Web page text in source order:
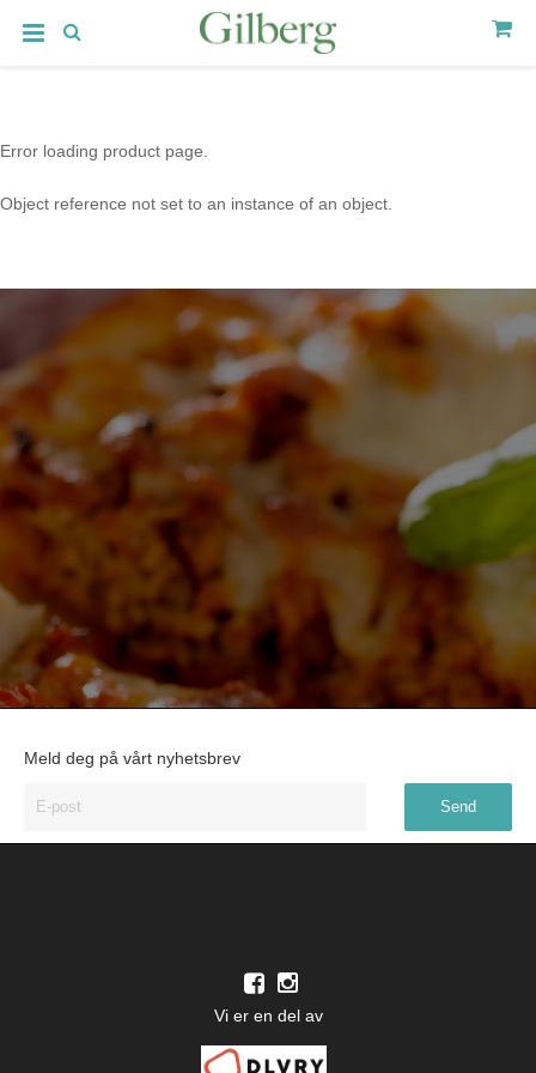
Error loading product page.
Object reference not set to an instance of an object.
Meld deg på vårt nyhetsbrev
Vi er en del av